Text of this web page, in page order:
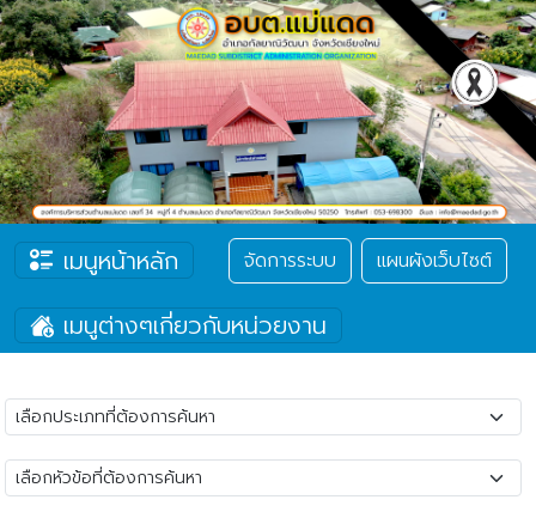
เมนูหน้าหลัก จัดการระบบ แผนผังเว็บไซต์
เมนูต่างๆเกี่ยวกับหน่วยงาน